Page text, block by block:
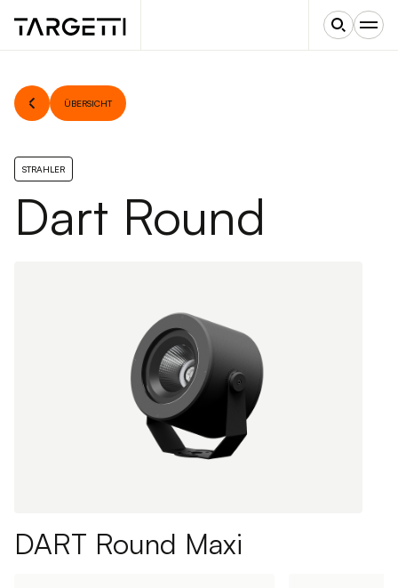
ÜBERSICHT
STRAHLER
Dart Round
DART Round Maxi